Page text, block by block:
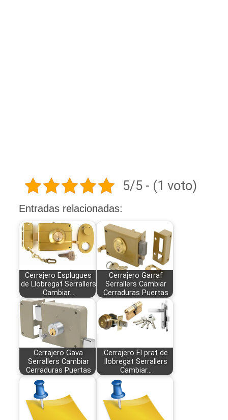
5/5 - (1 voto)
Entradas relacionadas:
Cerrajero Esplugues
de Llobregat Serrallers
Cambiar…
Cerrajero Garraf
Serrallers Cambiar
Cerraduras Puertas
Cerrajero Gava
Serrallers Cambiar
Cerraduras Puertas
Cerrajero El prat de
llobregat Serrallers
Cambiar…